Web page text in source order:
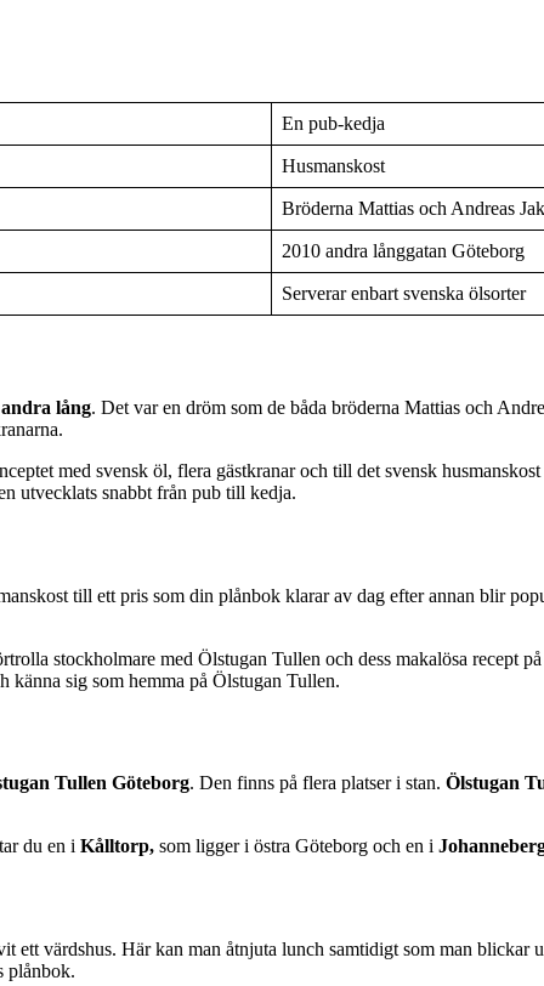
En pub-kedja
Husmanskost
Bröderna Mattias och Andreas
2010 andra långgatan Göteborg
Serverar enbart svenska ölsorter
lång. Det var en dröm som de båda bröderna Mattias och
med svensk öl, flera gästkranar och till det svensk
utvecklats snabbt från pub till kedja.
till ett pris som din plånbok klarar av dag efter annan blir
stockholmare med Ölstugan Tullen och dess makalösa recept
känna sig som hemma på Ölstugan Tullen.
Tullen Göteborg. Den finns på flera platser i stan. Ölstugan
du en i Kålltorp, som ligger i östra Göteborg och en i
värdshus. Här kan man åtnjuta lunch samtidigt som man blickar
plånbok.